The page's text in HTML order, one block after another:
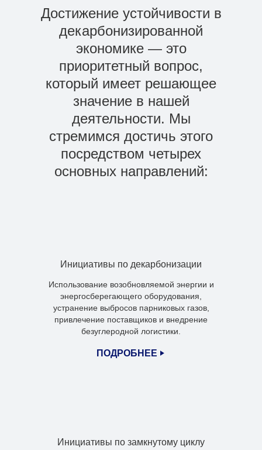
Достижение устойчивости в
декарбонизированной
экономике — это
приоритетный вопрос,
который имеет решающее
значение в нашей
деятельности. Мы
стремимся достичь этого
посредством четырех
основных направлений:
Инициативы по декарбонизации
Использование возобновляемой энергии и
энергосберегающего оборудования,
устранение выбросов парниковых газов,
привлечение поставщиков и внедрение
безуглеродной логистики.
ПОДРОБНЕЕ
Инициативы по замкнутому циклу